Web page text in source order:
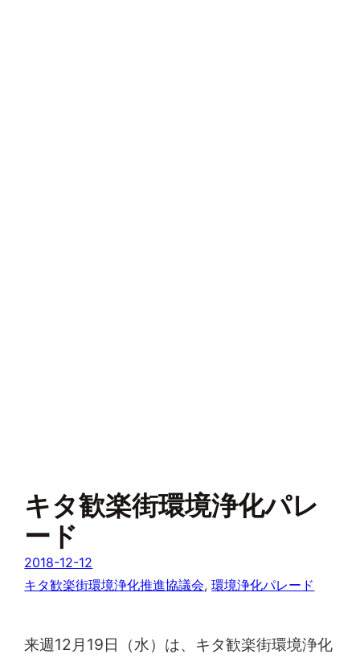
キタ歓楽街環境浄化パレ
ード
2018-12-12
キタ歓楽街環境浄化推進協議会, 環境浄化パレード
来週12月19日（水）は、キタ歓楽街環境浄化